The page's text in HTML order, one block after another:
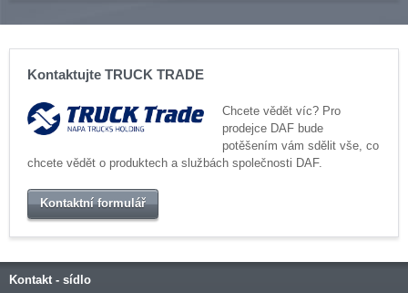
Kontaktujte TRUCK TRADE
Chcete vědět víc? Pro
prodejce DAF bude
potěšením vám sdělit vše, co
chcete vědět o produktech a službách společnosti DAF.
Kontaktní formulář
Kontakt - sídlo